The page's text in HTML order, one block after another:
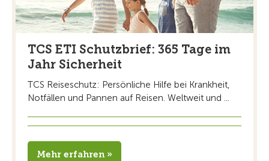
TCS ETI Schutzbrief: 365 Tage im
Jahr Sicherheit
TCS Reiseschutz: Persönliche Hilfe bei Krankheit,
Notfällen und Pannen auf Reisen. Weltweit und ...
Mehr erfahren »